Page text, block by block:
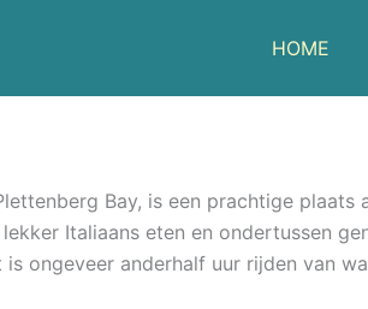
HOME
Bay, is een prachtige plaats
Italiaans eten en ondertussen
is ongeveer anderhalf uur rijden van